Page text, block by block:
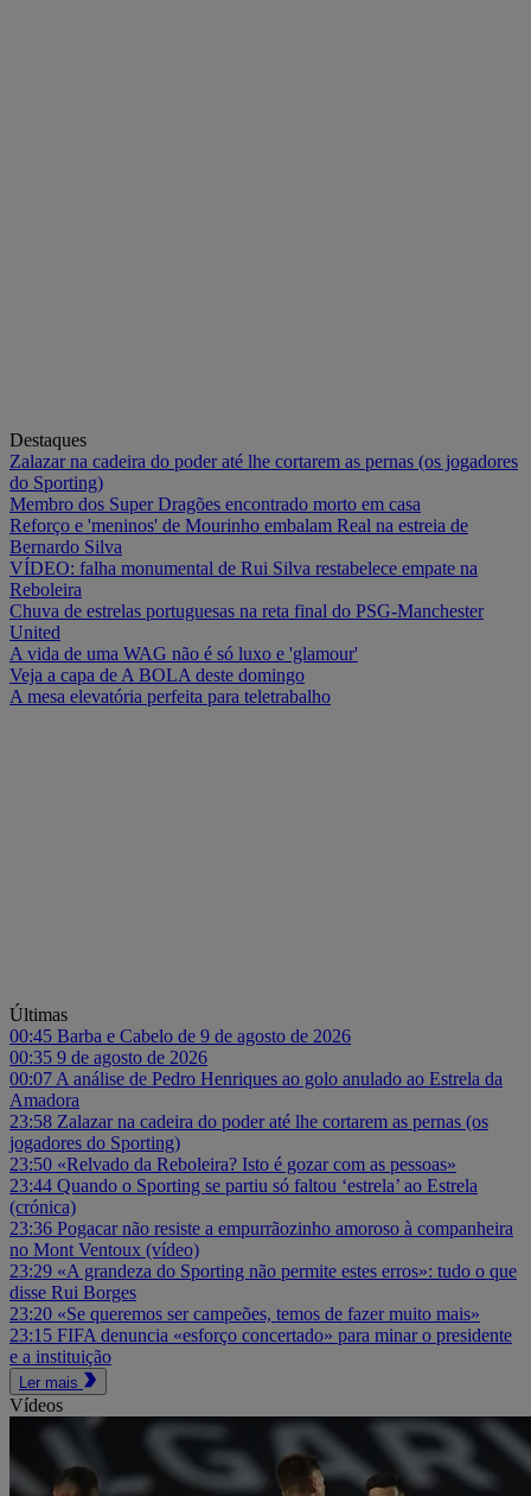
Destaques
Zalazar na cadeira do poder até lhe cortarem as pernas (os jogadores
do Sporting)
Membro dos Super Dragões encontrado morto em casa
Reforço e 'meninos' de Mourinho embalam Real na estreia de
Bernardo Silva
VÍDEO: falha monumental de Rui Silva restabelece empate na
Reboleira
Chuva de estrelas portuguesas na reta final do PSG-Manchester
United
A vida de uma WAG não é só luxo e 'glamour'
Veja a capa de A BOLA deste domingo
A mesa elevatória perfeita para teletrabalho
Últimas
00:45 Barba e Cabelo de 9 de agosto de 2026
00:35 9 de agosto de 2026
00:07 A análise de Pedro Henriques ao golo anulado ao Estrela da
Amadora
23:58 Zalazar na cadeira do poder até lhe cortarem as pernas (os
jogadores do Sporting)
23:50 «Relvado da Reboleira? Isto é gozar com as pessoas»
23:44 Quando o Sporting se partiu só faltou ‘estrela’ ao Estrela
(crónica)
23:36 Pogacar não resiste a empurrãozinho amoroso à companheira
no Mont Ventoux (vídeo)
23:29 «A grandeza do Sporting não permite estes erros»: tudo o que
disse Rui Borges
23:20 «Se queremos ser campeões, temos de fazer muito mais»
23:15 FIFA denuncia «esforço concertado» para minar o presidente
e a instituição
Ler mais
Vídeos